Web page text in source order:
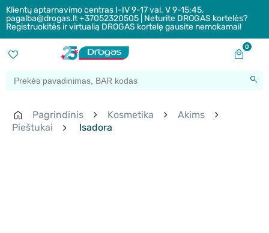
Klientų aptarnavimo centras I-IV 9-17 val. V 9-15:45,
pagalba@drogas.lt +37052320505 | Neturite DROGAS kortelės?
Registruokitės ir virtualią DROGAS kortelę gausite nemokamai!
0
Pagrindinis Kosmetika
Akims
Pieštukai
Isadora